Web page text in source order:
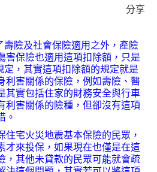
分享
壽險及社會保險適用之外，產險
害保險也適用這項扣除額，只是
，其實這項扣除額的規定就是
利害關係的保險，例如壽險、醫
其實包括住家的財務安全與行車
利害關係的險種，但卻沒有這項
。
宅火災地震基本保險的民眾，
才來投保，如果現在也僅是在這
，其他未貸款的民眾可能就會疏